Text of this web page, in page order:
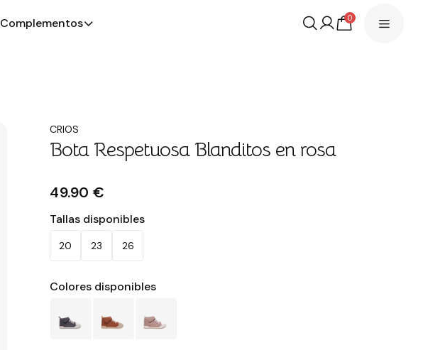
Complementos 0
CRIOS
Bota Respetuosa Blanditos en rosa
49.90 €
Tallas disponibles
20 23 26
Colores disponibles